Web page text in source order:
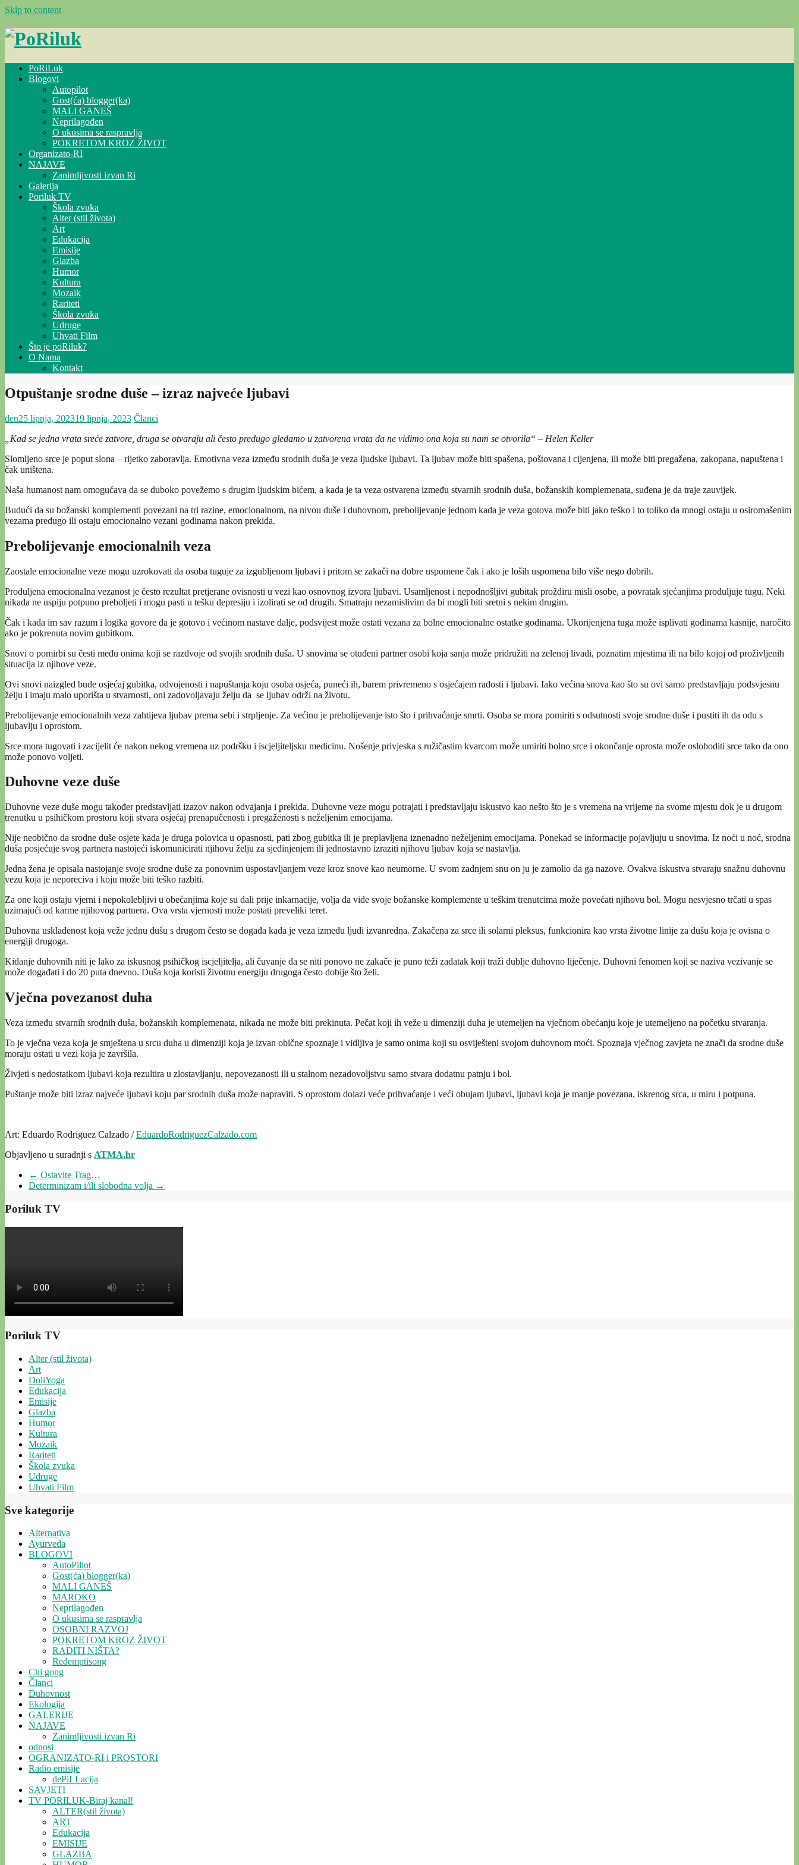
Skip to content
PoRiLuk
Blogovi
Autopilot
Gost(ća) blogger(ka)
MALI GANEŠ
Neprilagođen
O ukusima se raspravlja
POKRETOM KROZ ŽIVOT
Organizato-RI
NAJAVE
Zanimljivosti izvan Ri
Galerija
Poriluk TV
Škola zvuka
Alter (stil života)
Art
Edukacija
Emisije
Glazba
Humor
Kultura
Mozaik
Rariteti
Škola zvuka
Udruge
Uhvati Film
Što je poRiluk?
O Nama
Kontakt
Otpuštanje srodne duše – izraz najveće ljubavi
den25 lipnja, 202319 lipnja, 2023 Članci
„Kad se jedna vrata sreće zatvore, druga se otvaraju ali često predugo gledamo u zatvorena vrata da ne vidimo ona koja su nam se otvorila“ – Helen Keller
Slomljeno srce je poput slona – rijetko zaboravlja. Emotivna veza između srodnih duša je veza ljudske ljubavi. Ta ljubav može biti spašena, poštovana i cijenjena, ili može biti pregažena, zakopana, napuštena i
čak uništena.
Naša humanost nam omogućava da se duboko povežemo s drugim ljudskim bićem, a kada je ta veza ostvarena između stvarnih srodnih duša, božanskih komplemenata, suđena je da traje zauvijek.
Budući da su božanski komplementi povezani na tri razine, emocionalnom, na nivou duše i duhovnom, prebolijevanje jednom kada je veza gotova može biti jako teško i to toliko da mnogi ostaju u osiromašenim
vezama predugo ili ostaju emocionalno vezani godinama nakon prekida.
Prebolijevanje emocionalnih veza
Zaostale emocionalne veze mogu uzrokovati da osoba tuguje za izgubljenom ljubavi i pritom se zakači na dobre uspomene čak i ako je loših uspomena bilo više nego dobrih.
Produljena emocionalna vezanost je često rezultat pretjerane ovisnosti u vezi kao osnovnog izvora ljubavi. Usamljenost i nepodnošljivi gubitak proždiru misli osobe, a povratak sjećanjima produljuje tugu. Neki
nikada ne uspiju potpuno preboljeti i mogu pasti u tešku depresiju i izolirati se od drugih. Smatraju nezamislivim da bi mogli biti sretni s nekim drugim.
Čak i kada im sav razum i logika govore da je gotovo i većinom nastave dalje, podsvijest može ostati vezana za bolne emocionalne ostatke godinama. Ukorijenjena tuga može isplivati godinama kasnije, naročito
ako je pokrenuta novim gubitkom.
Snovi o pomirbi su česti među onima koji se razdvoje od svojih srodnih duša. U snovima se otuđeni partner osobi koja sanja može pridružiti na zelenoj livadi, poznatim mjestima ili na bilo kojoj od proživljenih
situacija iz njihove veze.
Ovi snovi naizgled bude osjećaj gubitka, odvojenosti i napuštanja koju osoba osjeća, puneći ih, barem privremeno s osjećajem radosti i ljubavi. Iako većina snova kao što su ovi samo predstavljaju podsvjesnu
želju i imaju malo uporišta u stvarnosti, oni zadovoljavaju želju da se ljubav održi na životu.
Prebolijevanje emocionalnih veza zahtijeva ljubav prema sebi i strpljenje. Za većinu je prebolijevanje isto što i prihvaćanje smrti. Osoba se mora pomiriti s odsutnosti svoje srodne duše i pustiti ih da odu s
ljubavlju i oprostom.
Srce mora tugovati i zacijelit će nakon nekog vremena uz podršku i iscjeljiteljsku medicinu. Nošenje privjeska s ružičastim kvarcom može umiriti bolno srce i okončanje oprosta može osloboditi srce tako da ono
može ponovo voljeti.
Duhovne veze duše
Duhovne veze duše mogu također predstavljati izazov nakon odvajanja i prekida. Duhovne veze mogu potrajati i predstavljaju iskustvo kao nešto što je s vremena na vrijeme na svome mjestu dok je u drugom
trenutku u psihičkom prostoru koji stvara osjećaj prenapučenosti i pregaženosti s neželjenim emocijama.
Nije neobično da srodne duše osjete kada je druga polovica u opasnosti, pati zbog gubitka ili je preplavljena iznenadno neželjenim emocijama. Ponekad se informacije pojavljuju u snovima. Iz noći u noć, srodna
duša posjećuje svog partnera nastojeći iskomunicirati njihovu želju za sjedinjenjem ili jednostavno izraziti njihovu ljubav koja se nastavlja.
Jedna žena je opisala nastojanje svoje srodne duše za ponovnim uspostavljanjem veze kroz snove kao neumorne. U svom zadnjem snu on ju je zamolio da ga nazove. Ovakva iskustva stvaraju snažnu duhovnu
vezu koja je neporeciva i koju može biti teško razbiti.
Za one koji ostaju vjerni i nepokolebljivi u obećanjima koje su dali prije inkarnacije, volja da vide svoje božanske komplemente u teškim trenutcima može povećati njihovu bol. Mogu nesvjesno trčati u spas
uzimajući od karme njihovog partnera. Ova vrsta vjernosti može postati preveliki teret.
Duhovna usklađenost koja veže jednu dušu s drugom često se događa kada je veza između ljudi izvanredna. Zakačena za srce ili solarni pleksus, funkcionira kao vrsta životne linije za dušu koja je ovisna o
energiji drugoga.
Kidanje duhovnih niti je lako za iskusnog psihičkog iscjeljitelja, ali čuvanje da se niti ponovo ne zakače je puno teži zadatak koji traži dublje duhovno liječenje. Duhovni fenomen koji se naziva vezivanje se
može događati i do 20 puta dnevno. Duša koja koristi životnu energiju drugoga često dobije što želi.
Vječna povezanost duha
Veza između stvarnih srodnih duša, božanskih komplemenata, nikada ne može biti prekinuta. Pečat koji ih veže u dimenziji duha je utemeljen na vječnom obećanju koje je utemeljeno na početku stvaranja.
To je vječna veza koja je smještena u srcu duha u dimenziji koja je izvan obične spoznaje i vidljiva je samo onima koji su osviješteni svojom duhovnom moći. Spoznaja vječnog zavjeta ne znači da srodne duše
moraju ostati u vezi koja je završila.
Živjeti s nedostatkom ljubavi koja rezultira u zlostavljanju, nepovezanosti ili u stalnom nezadovoljstvu samo stvara dodatnu patnju i bol.
Puštanje može biti izraz najveće ljubavi koju par srodnih duša može napraviti. S oprostom dolazi veće prihvaćanje i veći obujam ljubavi, ljubavi koja je manje povezana, iskrenog srca, u miru i potpuna.
Art: Eduardo Rodriguez Calzado /EduardoRodriguezCalzado.com
Objavljeno u suradnji s ATMA.hr
← Ostavite Trag…
Determinizam i/ili slobodna volja →
Poriluk TV
Poriluk TV
Alter (stil života)
Art
DoliYoga
Edukacija
Emisije
Glazba
Humor
Kultura
Mozaik
Rariteti
Škola zvuka
Udruge
Uhvati Film
Sve kategorije
Alternativa
Ayurveda
BLOGOVI
AutoPillot
Gost(ća) blogger(ka)
MALI GANEŠ
MAROKO
Neprilagođen
O ukusima se raspravlja
OSOBNI RAZVOJ
POKRETOM KROZ ŽIVOT
RADITI NIŠTA?
Redemptisong
Chi gong
Članci
Duhovnost
Ekologija
GALERIJE
NAJAVE
Zanimljivosti izvan Ri
odnosi
OGRANIZATO-RI i PROSTORI
Radio emisije
dePiLLacija
SAVJETI
TV PORILUK-Biraj kanal!
ALTER(stil života)
ART
Edukacija
EMISIJE
GLAZBA